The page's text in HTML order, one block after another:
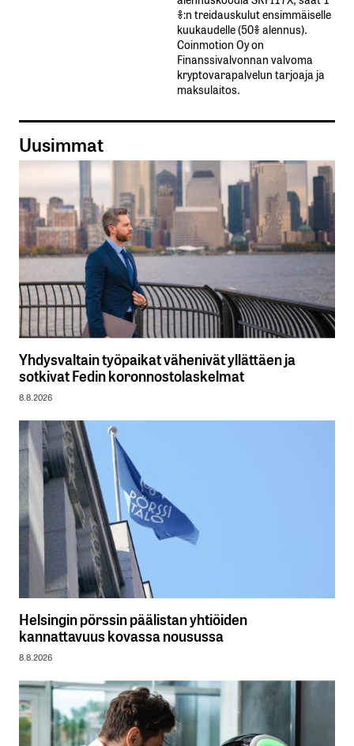
%:n treidauskulut​ ​ensimmäiselle​ ​
kuukaudelle​ ​(50%​ ​alennus).
Coinmotion Oy on
Finanssivalvonnan valvoma
kryptovarapalvelun tarjoaja ja
maksulaitos.
Uusimmat
Yhdysvaltain työpaikat vähenivät yllättäen ja
sotkivat Fedin koronnostolaskelmat
8.8.2026
Helsingin pörssin päälistan yhtiöiden
kannattavuus kovassa nousussa
8.8.2026